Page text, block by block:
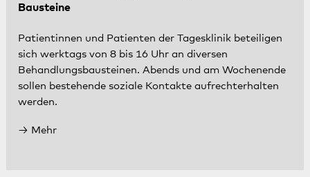
Bausteine
Patientinnen und Patienten der Tagesklinik beteiligen
sich werktags von 8 bis 16 Uhr an diversen
Behandlungsbausteinen. Abends und am Wochenende
sollen bestehende soziale Kontakte aufrechterhalten
werden.
Mehr